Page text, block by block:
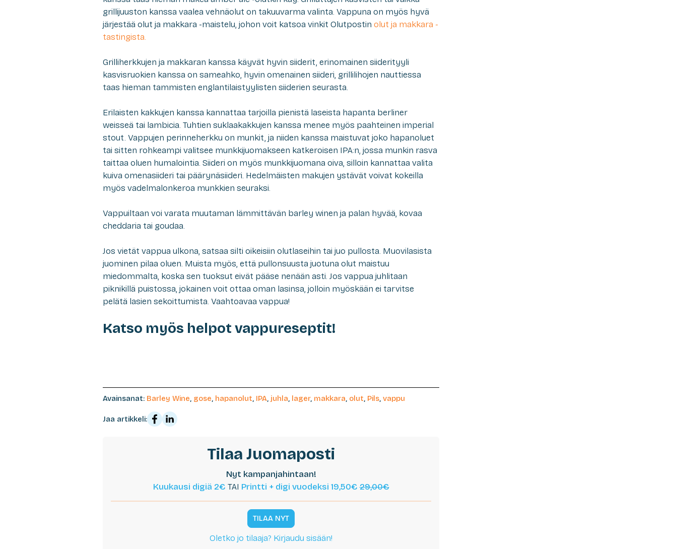
grillijuuston kanssa vaalea vehnäolut on takuuvarma valinta. Vappuna on myös hyvä
järjestää olut ja makkara -maistelu, johon voit katsoa vinkit Olutpostin olut ja makkara -
tastingista.
Grilliherkkujen ja makkaran kanssa käyvät hyvin siiderit, erinomainen siiderityyli
kasvisruokien kanssa on sameahko, hyvin omenainen siideri, grillilihojen nauttiessa
taas hieman tammisten englantilaistyylisten siiderien seurasta.
Erilaisten kakkujen kanssa kannattaa tarjoilla pienistä laseista hapanta berliner
weisseä tai lambicia. Tuhtien suklaakakkujen kanssa menee myös paahteinen imperial
stout. Vappujen perinneherkku on munkit, ja niiden kanssa maistuvat joko hapanoluet
tai sitten rohkeampi valitsee munkkijuomakseen katkeroisen IPA:n, jossa munkin rasva
taittaa oluen humalointia. Siideri on myös munkkijuomana oiva, silloin kannattaa valita
kuiva omenasiideri tai päärynäsiideri. Hedelmäisten makujen ystävät voivat kokeilla
myös vadelmalonkeroa munkkien seuraksi.
Vappuiltaan voi varata muutaman lämmittävän barley winen ja palan hyvää, kovaa
cheddaria tai goudaa.
Jos vietät vappua ulkona, satsaa silti oikeisiin olutlaseihin tai juo pullosta. Muovilasista
juominen pilaa oluen. Muista myös, että pullonsuusta juotuna olut maistuu
miedommalta, koska sen tuoksut eivät pääse nenään asti. Jos vappua juhlitaan
piknikillä puistossa, jokainen voit ottaa oman lasinsa, jolloin myöskään ei tarvitse
pelätä lasien sekoittumista. Vaahtoavaa vappua!
Katso myös helpot vappureseptit!
Avainsanat: Barley Wine gose hapanolut IPA juhla lager, makkara olut Pils vappu
Jaa artikkeli:
Tilaa Juomaposti
Nyt kampanjahintaan!
Kuukausi digiä 2€ TAI Printti + digi vuodeksi 19,50€29,00€
TILAA NYT
Oletko jo tilaaja? Kirjaudu sisään!